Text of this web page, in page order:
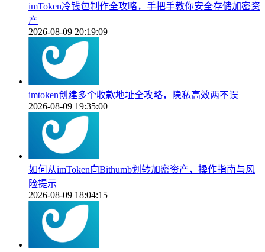
imToken冷钱包制作全攻略，手把手教你安全存储加密资
产
2026-08-09 20:19:09
imtoken创建多个收款地址全攻略，隐私高效两不误
2026-08-09 19:35:00
如何从imToken向Bithumb划转加密资产，操作指南与风
险提示
2026-08-09 18:04:15